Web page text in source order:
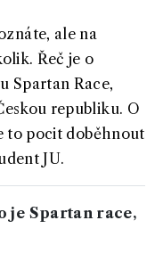
ale na
Řeč je o
Spartan Race,
republiku. O
to pocit doběhnout
JU.
je Spartan race,